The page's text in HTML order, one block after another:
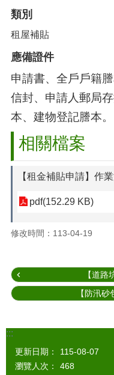
類別
租屋補貼
應備證件
申請書、全戶戶籍
信封、申請人郵局
本、建物登記謄本。
相關檔案
【租金補貼申請】作
pdf(152.29 KB)
修改時間：113-04-19
【道
【防汛
:::
更新日期：
115-08-07
瀏覽人次：
468